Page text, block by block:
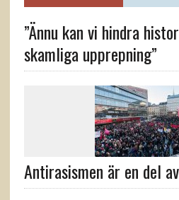
”Ännu kan vi hindra
skamliga upprepning”
Antirasismen är en del